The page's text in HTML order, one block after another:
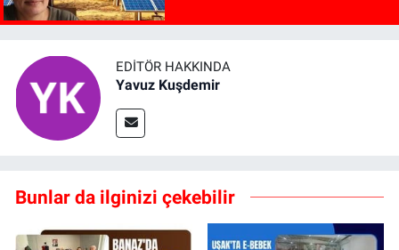
EDITÖR HAKKINDA
Yavuz Kuşdemir
Bunlar da ilginizi çekebilir